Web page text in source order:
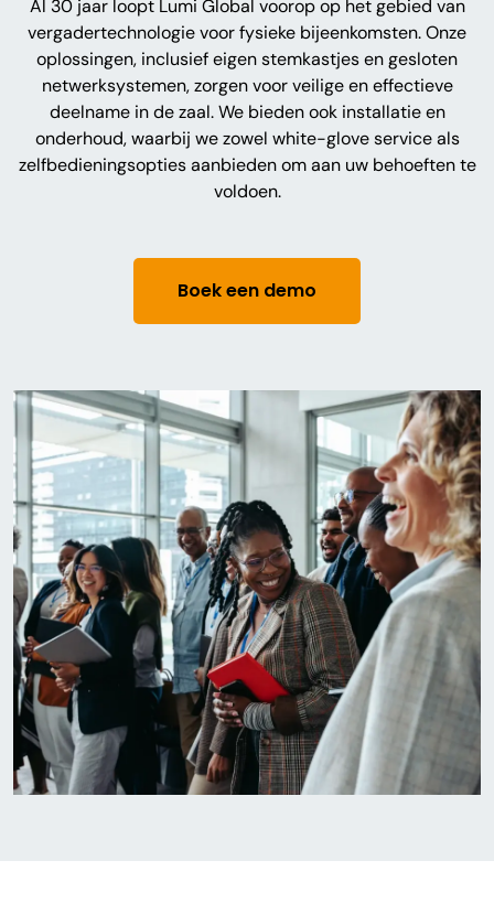
Al 30 jaar loopt Lumi Global voorop op het gebied van
vergadertechnologie voor fysieke bijeenkomsten. Onze
oplossingen, inclusief eigen stemkastjes en gesloten
netwerksystemen, zorgen voor veilige en effectieve
deelname in de zaal. We bieden ook installatie en
onderhoud, waarbij we zowel white-glove service als
zelfbedieningsopties aanbieden om aan uw behoeften te
voldoen.
Boek een demo